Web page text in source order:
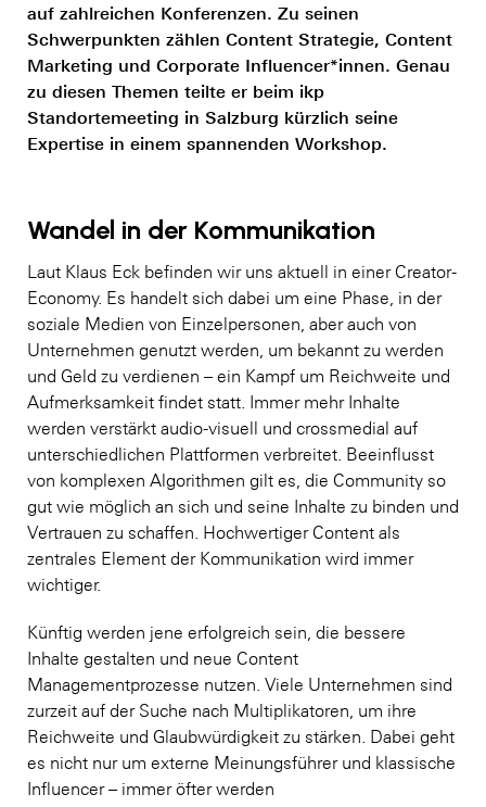
auf zahlreichen Konferenzen. Zu seinen
Schwerpunkten zählen Content Strategie, Content
Marketing und Corporate Influencer*innen. Genau
zu diesen Themen teilte er beim ikp
Standortemeeting in Salzburg kürzlich seine
Expertise in einem spannenden Workshop.
Wandel in der Kommunikation
Laut Klaus Eck befinden wir uns aktuell in einer Creator-
Economy. Es handelt sich dabei um eine Phase, in der
soziale Medien von Einzelpersonen, aber auch von
Unternehmen genutzt werden, um bekannt zu werden
und Geld zu verdienen – ein Kampf um Reichweite und
Aufmerksamkeit findet statt. Immer mehr Inhalte
werden verstärkt audio-visuell und crossmedial auf
unterschiedlichen Plattformen verbreitet. Beeinflusst
von komplexen Algorithmen gilt es, die Community so
gut wie möglich an sich und seine Inhalte zu binden und
Vertrauen zu schaffen. Hochwertiger Content als
zentrales Element der Kommunikation wird immer
wichtiger.
Künftig werden jene erfolgreich sein, die bessere
Inhalte gestalten und neue Content
Managementprozesse nutzen. Viele Unternehmen sind
zurzeit auf der Suche nach Multiplikatoren, um ihre
Reichweite und Glaubwürdigkeit zu stärken. Dabei geht
es nicht nur um externe Meinungsführer und klassische
Influencer – immer öfter werden